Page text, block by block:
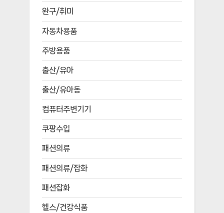
완구/취미
자동차용품
주방용품
출산/유아
출산/유아동
컴퓨터주변기기
쿠팡수입
패션의류
패션의류/잡화
패션잡화
헬스/건강식품